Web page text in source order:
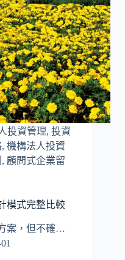
投資管理, 投資
, 機構法人投資
, 顧問式企業留
模式完整比較
案，但不確…